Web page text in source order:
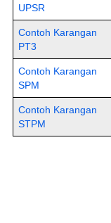
UPSR
Contoh Karangan
PT3
Contoh Karangan
SPM
Contoh Karangan
STPM